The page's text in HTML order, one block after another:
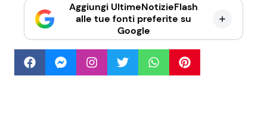
Aggiungi UltimeNotizieFlash
alle tue fonti preferite su
Google